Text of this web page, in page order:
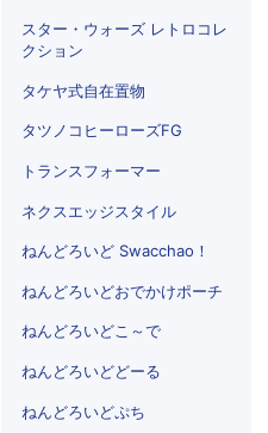
スター・ウォーズ レトロコレ
クション
タケヤ式自在置物
タツノコヒーローズFG
トランスフォーマー
ネクスエッジスタイル
ねんどろいど Swacchao！
ねんどろいどおでかけポーチ
ねんどろいどこ～で
ねんどろいどどーる
ねんどろいどぷち